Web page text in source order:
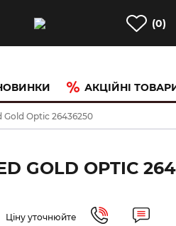
(0)
АКЦІЙНІ
Optic 26436250
OPTIC
Ціну уточнюйте